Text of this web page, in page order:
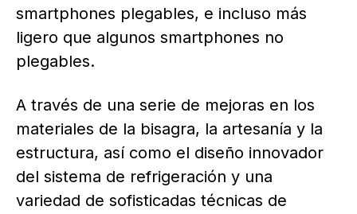
smartphones plegables, e incluso más
ligero que algunos smartphones no
plegables.
A través de una serie de mejoras en los
materiales de la bisagra, la artesanía y la
estructura, así como el diseño innovador
del sistema de refrigeración y una
variedad de sofisticadas técnicas de